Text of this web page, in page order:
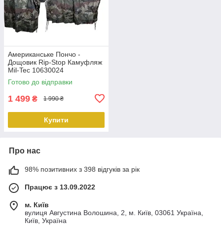
Американське Пончо -
Дощовик Rip-Stop Камуфляж
Mil-Tec 10630024
PeremogaUA
Готово до відправки
1 499 ₴ 1 990 ₴
Купити
Про нас
98% позитивних з 398 відгуків за рік
Працює з 13.09.2022
м. Київ
вулиця Августина Волошина, 2, м. Київ, 03061 Україна,
Київ, Україна